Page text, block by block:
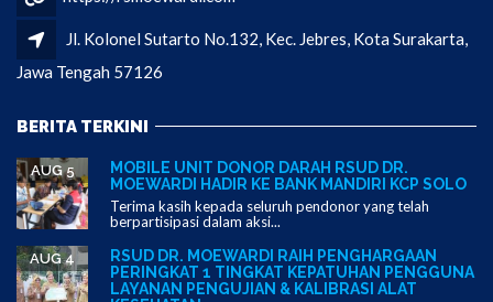
Jl. Kolonel Sutarto No.132, Kec. Jebres, Kota Surakarta,
Jawa Tengah 57126
BERITA TERKINI
MOBILE UNIT DONOR DARAH RSUD DR.
MOEWARDI HADIR KE BANK MANDIRI KCP SOLO
AUG 5
Terima kasih kepada seluruh pendonor yang telah
berpartisipasi dalam aksi...
RSUD DR. MOEWARDI RAIH PENGHARGAAN
PERINGKAT 1 TINGKAT KEPATUHAN PENGGUNA
LAYANAN PENGUJIAN & KALIBRASI ALAT
AUG 4